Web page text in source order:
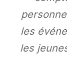
les
les